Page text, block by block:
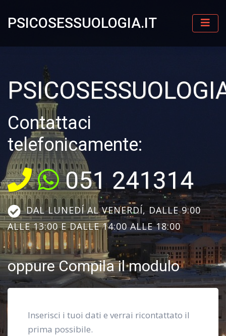
PSICOSESSUOLOGIA.IT
Contattaci
telefonicamente:
051 241314
DAL LUNEDÍ AL VENERDÍ, DALLE 9:00
ALLE 13:00 E DALLE 14:00 ALLE 18:00
oppure Compila il modulo
Inserisci i tuoi dati e verrai ricontattato il
prima possibile.